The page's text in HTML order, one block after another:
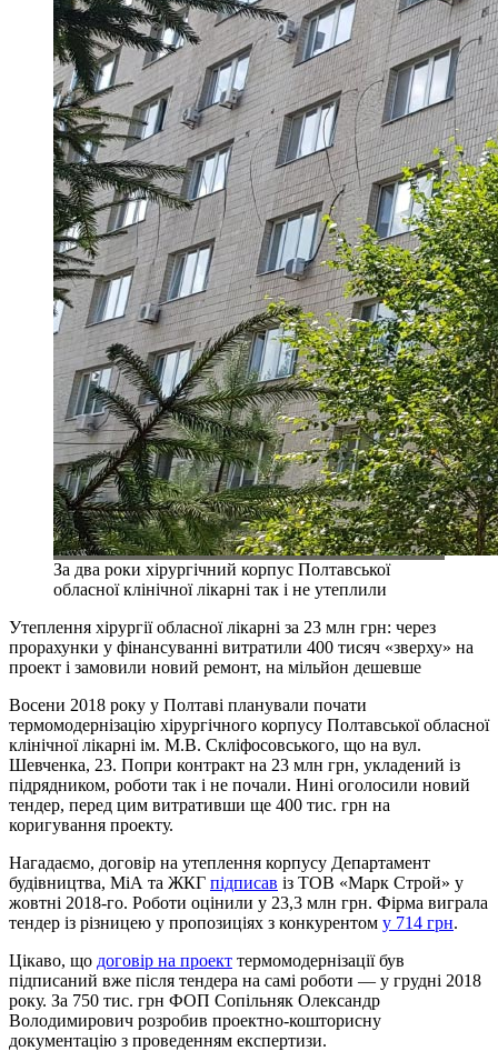
За два роки хірургічний корпус Полтавської
обласної клінічної лікарні так і не утеплили
Утеплення хірургії обласної лікарні за 23 млн грн: через
прорахунки у фінансуванні витратили 400 тисяч «зверху» на
проект і замовили новий ремонт, на мільйон дешевше
Восени 2018 року у Полтаві планували почати
термомодернізацію хірургічного корпусу Полтавської обласної
клінічної лікарні ім. М.В. Скліфосовського, що на вул.
Шевченка, 23. Попри контракт на 23 млн грн, укладений із
підрядником, роботи так і не почали. Нині оголосили новий
тендер, перед цим витративши ще 400 тис. грн на
коригування проекту.
Нагадаємо, договір на утеплення корпусу Департамент
будівництва, МіА та ЖКГ підписав із ТОВ «Марк Строй» у
жовтні 2018-го. Роботи оцінили у 23,3 млн грн. Фірма виграла
тендер із різницею у пропозиціях з конкурентом у 714 грн.
Цікаво, що договір на проект термомодернізації був
підписаний вже після тендера на самі роботи — у грудні 2018
року. За 750 тис. грн ФОП Сопільняк Олександр
Володимирович розробив проектно-кошторисну
документацію з проведенням експертизи.